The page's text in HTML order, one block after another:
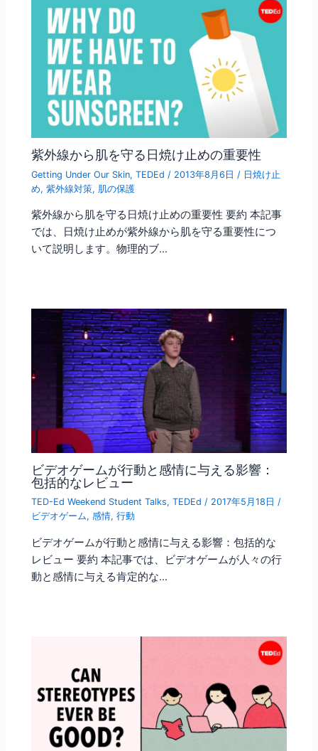
紫外線から肌を守る日焼け止めの重要性
Getting Under Our Skin,TEDEd / 2013年8月6日 / 日焼け止
め,紫外線対策, 肌の保護
紫外線から肌を守る日焼け止めの重要性 要約 本記事
では、日焼け止めが紫外線から肌を守る重要性につ
いて説明します。物理的ブ…
ビデオゲームが行動と感情に与える影響：
包括的なレビュー
TED-Ed Weekend Student Talks,TEDEd / 2017年5月18日/
ビデオゲーム,感情,行動
ビデオゲームが行動と感情に与える影響：包括的な
レビュー 要約 本記事では、ビデオゲームが人々の行
動と感情に与える肯定的な…